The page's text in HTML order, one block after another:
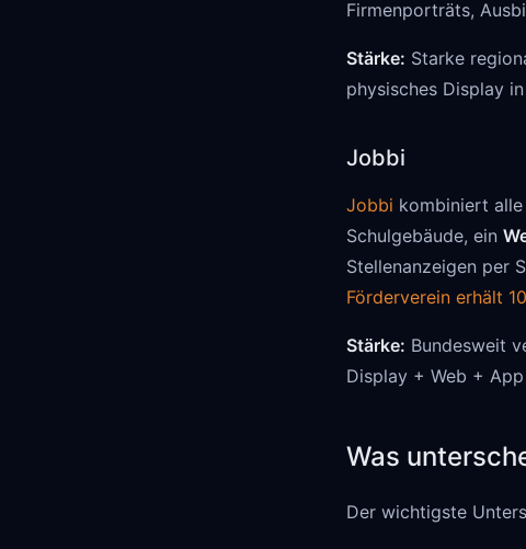
Firmenporträts,
Stärke: Starke
physisches Display
Jobbi
Jobbi kombiniert
Schulgebäude, ein
Stellenanzeigen per
Förderverein erhält
Stärke: Bundesweit
Display + Web +
Was
Der wichtigste